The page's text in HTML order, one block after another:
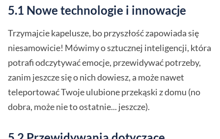
5.1 Nowe technologie i innowacje
Trzymajcie kapelusze, bo przyszłość zapowiada się
niesamowicie! Mówimy o sztucznej inteligencji, która
potrafi odczytywać emocje, przewidywać potrzeby,
zanim jeszcze się o nich dowiesz, a może nawet
teleportować Twoje ulubione przekąski z domu (no
dobra, może nie to ostatnie... jeszcze).